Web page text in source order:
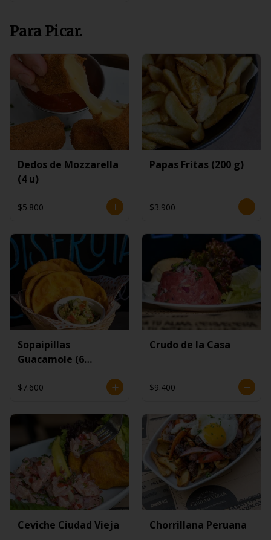
Para Picar.
Dedos de Mozzarella
(4 u)
$5.800
Papas Fritas (200 g)
$3.900
Sopaipillas
Guacamole (6
$7.600
Crudo de la Casa
$9.400
Ceviche Ciudad Vieja Chorrillana Peruana